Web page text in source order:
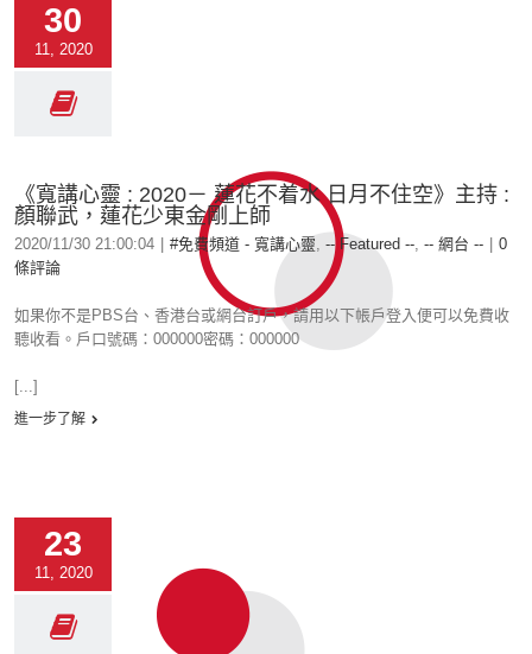
30
11, 2020
《寬講心靈 : 2020－ 蓮花不着水 日月不住空》主持 :
顏聯武，蓮花少東金剛上師
2020/11/30 21:00:04 #免費頻道 - 寬講心靈, -- Featured --, -- 網台 --
0
條評論
如果你不是PBS台、香港台或網台訂戶，請用以下帳戶登入便可以免費收
聽收看。戶口號碼：000000密碼：000000
[...]
進一步了解
23
11, 2020